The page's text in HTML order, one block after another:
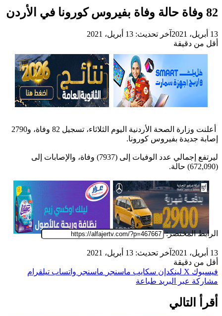
82 وفاة حالة وفاة بفيروس كورونا في الأردن
13 أبريل، 2021
آخر تحديث: 13 أبريل، 2021
أقل من دقيقة
أعلنت وزارة الصحة الأردنية اليوم الثلاثاء، تسجيل 82 وفاة، و2790
إصابة جديدة بفيروس كورونا.
ليرتفع إجمالي عدد الوفيات إلى (7937) وفاة، والإصابات إلى
(672,090) حالة.
الرابط المختصر:
13 أبريل، 2021
آخر تحديث: 13 أبريل، 2021
أقل من دقيقة
فيسبوك ‫X لينكدإن سكايب ماسنجر ماسنجر واتساب تيلقرام
مشاركة عبر البريد طباعة
أقرأ التالي